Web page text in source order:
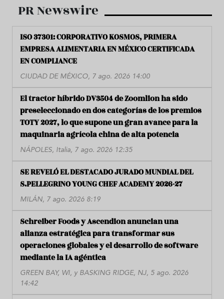
PR Newswire
ISO 37301: CORPORATIVO KOSMOS, PRIMERA
EMPRESA ALIMENTARIA EN MÉXICO CERTIFICADA
EN COMPLIANCE
CIUDAD DE MÉXICO, 7 ago. 2026 14:00
El tractor híbrido DV3504 de Zoomlion ha sido
preseleccionado en dos categorías de los premios
TOTY 2027, lo que supone un gran avance para la
maquinaria agrícola china de alta potencia
NÁPOLES, Italia, 7 ago. 2026 12:35
SE REVELÓ EL DESTACADO JURADO MUNDIAL DEL
S.PELLEGRINO YOUNG CHEF ACADEMY 2026-27
MILÁN, 7 ago. 2026 8:19
Schreiber Foods y Ascendion anuncian una
alianza estratégica para transformar sus
operaciones globales y el desarrollo de software
mediante la IA agéntica
GREEN BAY, WI, y BASKING RIDGE, NJ, 5 ago. 2026
14:42